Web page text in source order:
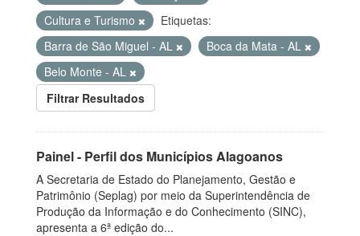
Cultura e Turismo
Etiquetas:
Barra de São Miguel - AL
Boca da Mata - AL
Belo Monte - AL
Filtrar Resultados
Painel - Perfil dos Municípios Alagoanos
A Secretaria de Estado do Planejamento, Gestão e
Patrimônio (Seplag) por meio da Superintendência de
Produção da Informação e do Conhecimento (SINC),
apresenta a 6ª edição do...